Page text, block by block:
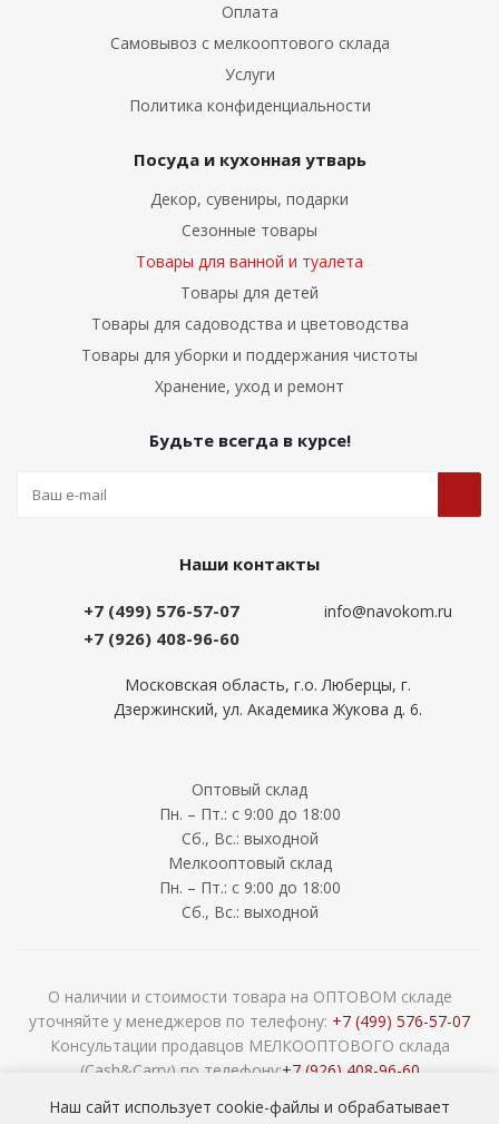
Оплата
Самовывоз с мелкооптового склада
Услуги
Политика конфиденциальности
Посуда и кухонная утварь
Декор, сувениры, подарки
Сезонные товары
Товары для ванной и туалета
Товары для детей
Товары для садоводства и цветоводства
Товары для уборки и поддержания чистоты
Хранение, уход и ремонт
Будьте всегда в курсе!
Наши контакты
+7 (499) 576-57-07
+7 (926) 408-96-60
info@navokom.ru
Московская область, г.о. Люберцы, г.
Дзержинский, ул. Академика Жукова д. 6.
Оптовый склад
Пн. – Пт.: с 9:00 до 18:00
Сб., Вс.: выходной
Мелкооптовый склад
Пн. – Пт.: с 9:00 до 18:00
Сб., Вс.: выходной
О наличии и стоимости товара на ОПТОВОМ складе
уточняйте у менеджеров по телефону: +7 (499) 576-57-07
Консультации продавцов МЕЛКООПТОВОГО склада
(Cash&Carry) по телефону:+7 (926) 408-96-60
сада ОПТОМ
Наш сайт использует cookie-файлы и обрабатывает